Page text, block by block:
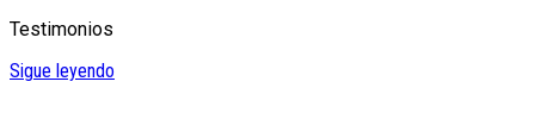
Testimonios
Sigue leyendo